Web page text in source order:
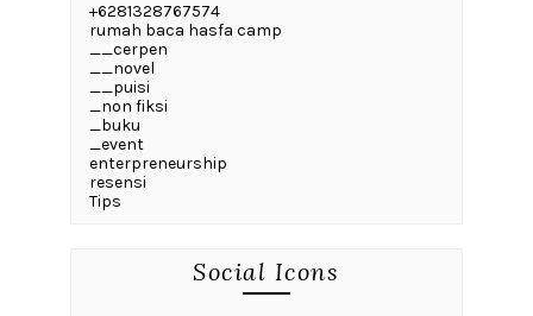
+6281328767574
rumah baca hasfa camp
__cerpen
__novel
__puisi
_non fiksi
_buku
_event
enterpreneurship
resensi
Tips
Social Icons